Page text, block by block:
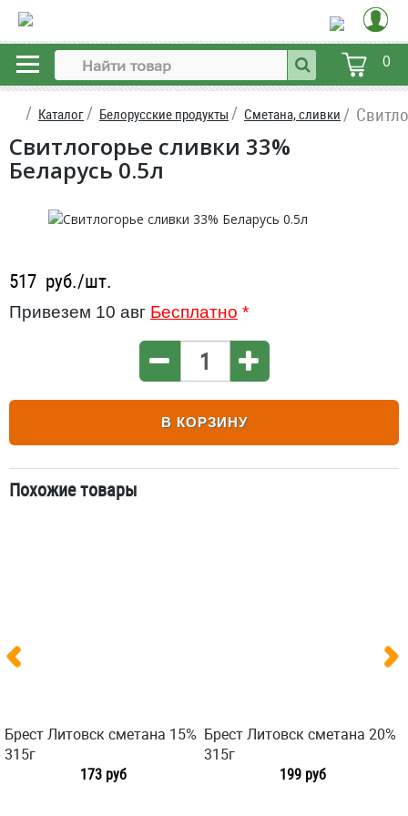
0
Каталог Белорусские продукты Сметана, сливки
Свитлогорье сливки 33%
Беларусь 0.5л
517 руб./шт.
Привезем 10 авг Бесплатно *
В КОРЗИНУ
Похожие товары
Брест Литовск сметана 15%
315г
173 руб
Брест Литовск сметана 20%
315г
199 руб